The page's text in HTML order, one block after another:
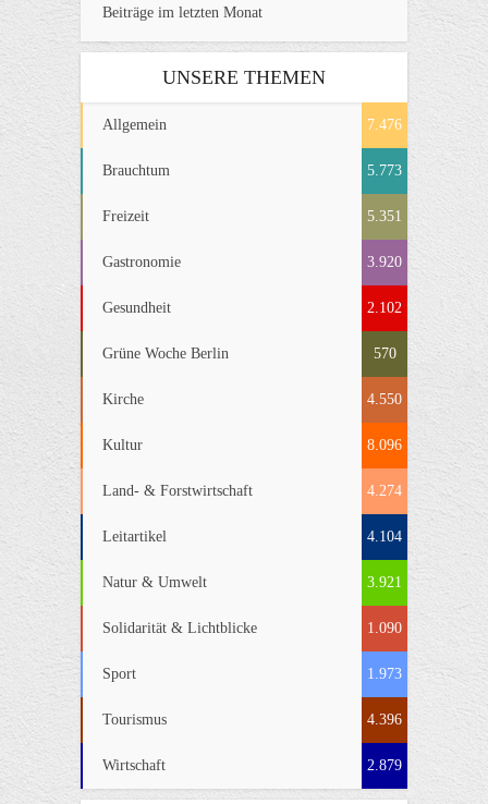
Beiträge im letzten Monat
UNSERE THEMEN
Allgemein 7.476
Brauchtum 5.773
Freizeit 5.351
Gastronomie 3.920
Gesundheit 2.102
Grüne Woche Berlin 570
Kirche 4.550
Kultur 8.096
Land- & Forstwirtschaft 4.274
Leitartikel 4.104
Natur & Umwelt 3.921
Solidarität & Lichtblicke 1.090
Sport 1.973
Tourismus 4.396
Wirtschaft 2.879